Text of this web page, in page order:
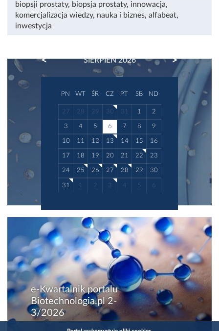
biopsji prostaty, biopsja prostaty, innowacja,
komercjalizacja wiedzy, nauka i biznes, alfabeat,
inwestycja
SIERPIEŃ 2026
PREVIOUS NEXT
PN WT ŚR CZ PT SB ND
27 28 29 30 31 1 2
3 4 5 6 7 8 9
10 11 12 13 14 15 16
17 18 19 20 21 22 23
24 25 26 27 28 29 30
31 1 2 3 4 5 6
e-Kwartalnik portalu
Biotechnologia.pl 2-
3/2026